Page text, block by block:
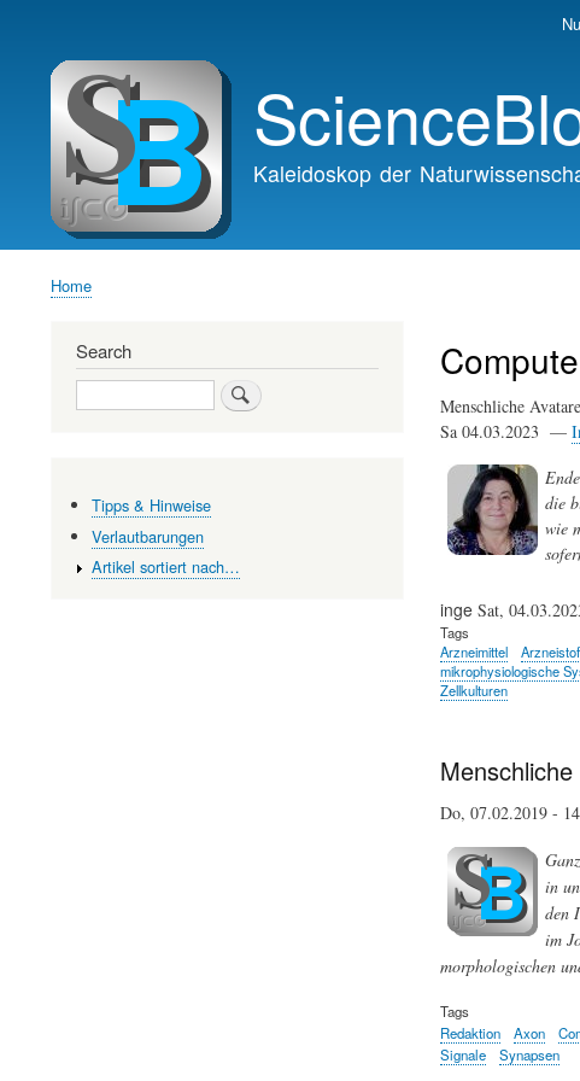
navigation
Kaleidoskop der
Home
Menschliche
Sa 04.03.2023 —
die
wie
inge Sat,
Tags
Arzneimittel
mikrophysiologische
Zellkulturen
Do, 07.02.2019 -
in
den
im
morphologischen
Tags
Redaktion
Axon
Signale
Synapsen
Search
Search
Tipps & Hinweise
Verlautbarungen
Artikel sortiert nach…